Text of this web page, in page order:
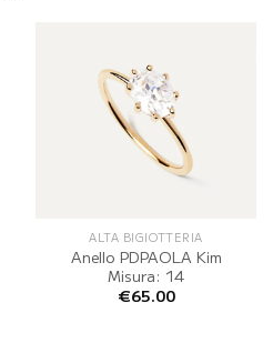
ALTA BIGIOTTERIA
Anello PDPAOLA Kim
Misura: 14
€65.00